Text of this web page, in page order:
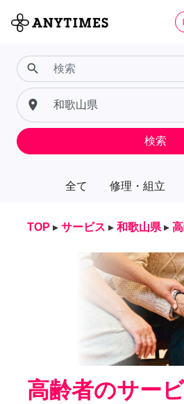
全て 修理・組立
search
place
検索
TOP ▸ サービス ▸ 和歌山県 ▸
高齢者のサー